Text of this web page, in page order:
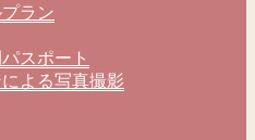
ラン
スポート
よる写真撮影